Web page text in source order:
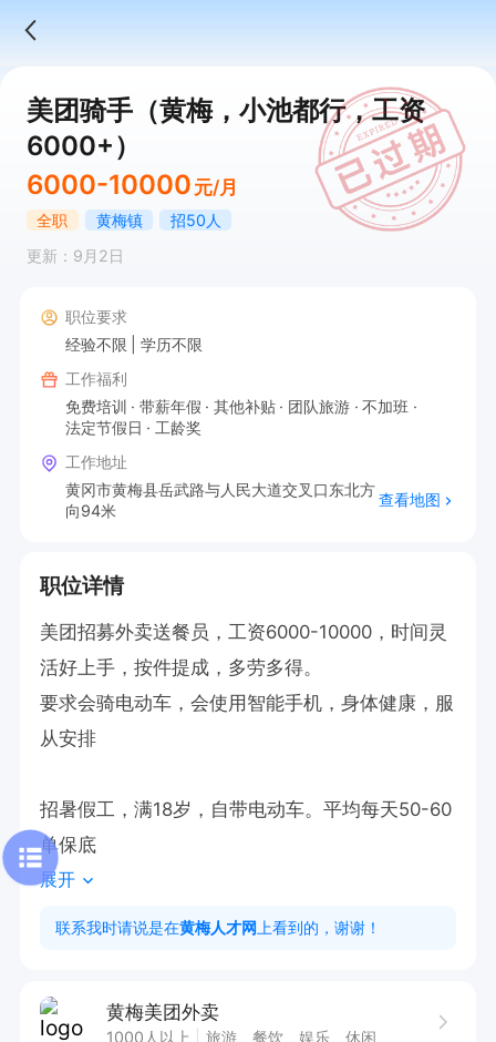
美团骑手（黄梅，小池都行，工资
6000+）
6000-10000 元/月
全职 黄梅镇
招50人
更新：9月2日
职位要求
经验不限
学历不限
工作福利
免费培训
带薪年假 其他补贴 团队旅游
不加班
法定节假日
工龄奖
工作地址
黄冈市黄梅县岳武路与人民大道交叉口东北方
向94米
查看地图
职位详情
美团招募外卖送餐员，工资6000-10000，时间灵
活好上手，按件提成，多劳多得。
要求会骑电动车，会使用智能手机，身体健康，服
从安排
招暑假工，满18岁，自带电动车。平均每天50-60
单保底
展开
联系我时请说是在黄梅人才网 上看到的，谢谢！
黄梅美团外卖
1000人以上 旅游、餐饮、娱乐、休闲